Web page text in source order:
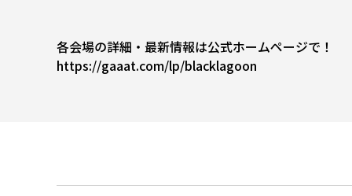
各会場の詳細・最新情報は公式ホームページで！
https://gaaat.com/lp/blacklagoon